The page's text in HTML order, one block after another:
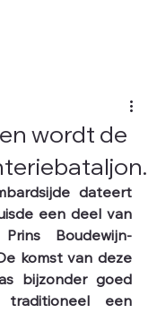
wordt de
dateert
een deel van
Boudewijn-
komst van deze
bijzonder goed
traditioneel een